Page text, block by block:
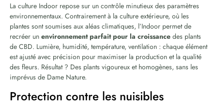
La culture Indoor repose sur un contrôle minutieux des paramètres
environnementaux. Contrairement à la culture extérieure, où les
plantes sont soumises aux aléas climatiques, l’Indoor permet de
recréer un environnement parfait pour la croissance des plants
de CBD. Lumière, humidité, température, ventilation : chaque élément
est ajusté avec précision pour maximiser la production et la qualité
des fleurs. Résultat ? Des plants vigoureux et homogènes, sans les
imprévus de Dame Nature.
Protection contre les nuisibles